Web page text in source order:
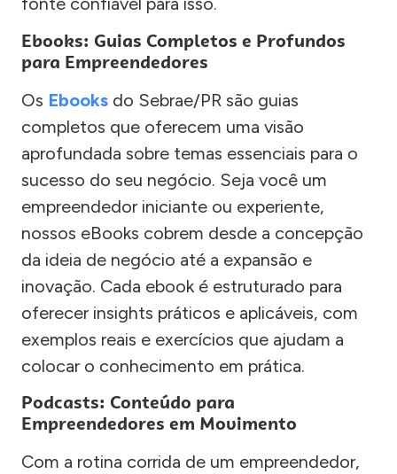
Ebooks: Guias Completos e Profundos
para Empreendedores
Os Ebooks do Sebrae/PR são guias
completos que oferecem uma visão
aprofundada sobre temas essenciais para o
sucesso do seu negócio. Seja você um
empreendedor iniciante ou experiente,
nossos eBooks cobrem desde a concepção
da ideia de negócio até a expansão e
inovação. Cada ebook é estruturado para
oferecer insights práticos e aplicáveis, com
exemplos reais e exercícios que ajudam a
colocar o conhecimento em prática.
Podcasts: Conteúdo para
Empreendedores em Movimento
Com a rotina corrida de um empreendedor,